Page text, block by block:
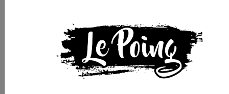
marche pour
les licenciements à